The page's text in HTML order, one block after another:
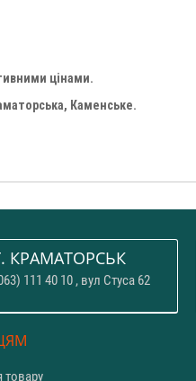
цінами.
Каменське.
КРАМАТОРСЬК
111 40 10 , вул Стуса 62